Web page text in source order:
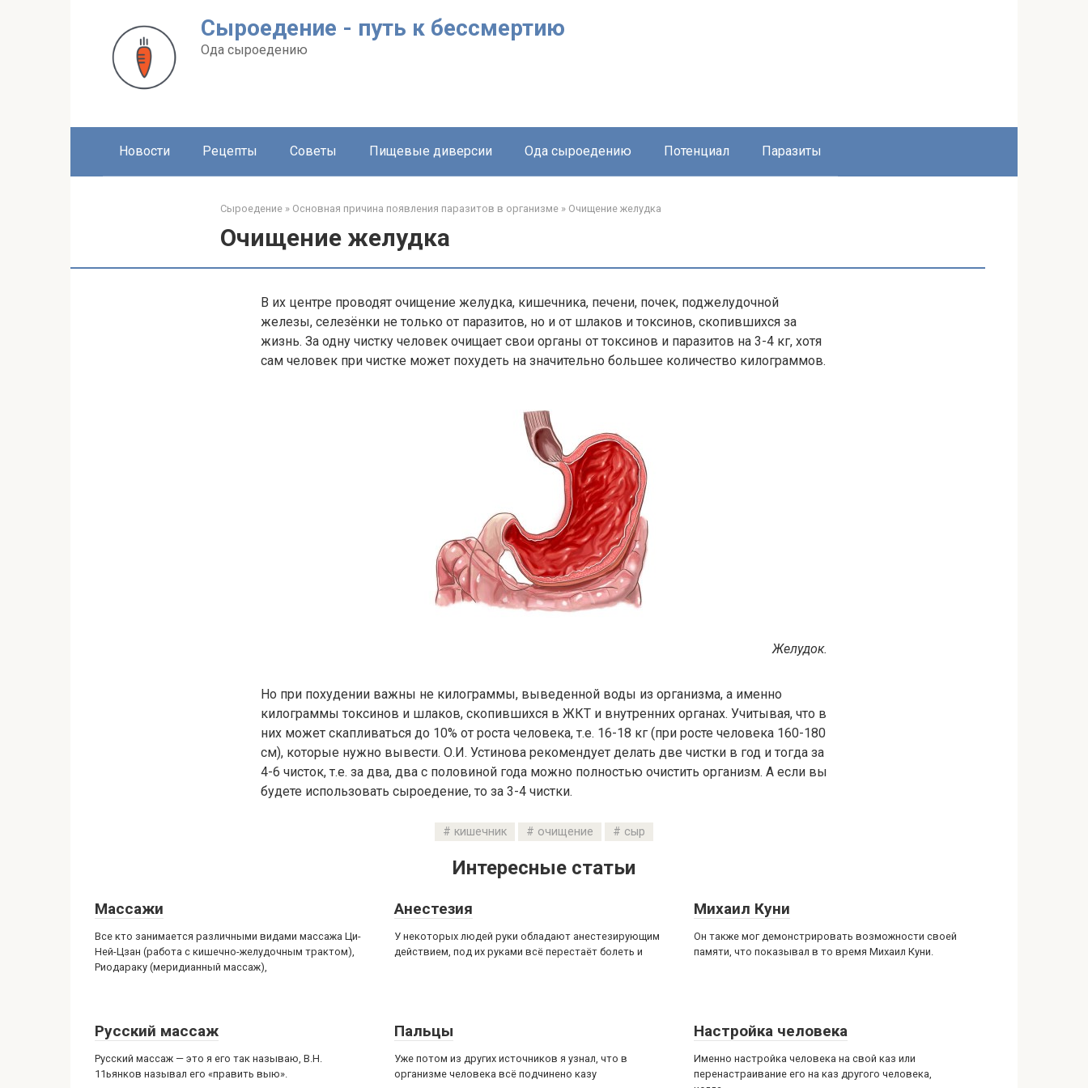
Сыроедение - путь к бессмертию
Ода сыроедению
Новости Рецепты Советы Пищевые диверсии Ода сыроедению Потенциал Паразиты
Сыроедение » Основная причина появления паразитов в организме » Очищение желудка
Очищение желудка
В их центре проводят очищение желудка, кишечника, печени, почек, поджелудочной
железы, селезёнки не только от паразитов, но и от шлаков и токсинов, скопившихся за
жизнь. За одну чистку человек очищает свои органы от токсинов и паразитов на 3-4 кг, хотя
сам человек при чистке может похудеть на значительно большее количество килограммов.
Желудок.
Но при похудении важны не килограммы, выведенной воды из организма, а именно
килограммы токсинов и шлаков, скопившихся в ЖКТ и внутренних органах. Учитывая, что в
них может скапливаться до 10% от роста человека, т.е. 16-18 кг (при росте человека 160-180
см), которые нужно вывести. О.И. Устинова рекомендует делать две чистки в год и тогда за
4-6 чисток, т.е. за два, два с половиной года можно полностью очистить организм. А если вы
будете использовать сыроедение, то за 3-4 чистки.
кишечник очищение сыр
Интересные статьи
Массажи
Все кто занимается различными видами массажа Ци-
Ней-Цзан (работа с кишечно-желудочным трактом),
Риодараку (меридианный массаж),
Анестезия
У некоторых людей руки обладают анестезирующим
действием, под их руками всё перестаёт болеть и
Михаил Куни
Он также мог демонстрировать возможности своей
памяти, что показывал в то время Михаил Куни.
Русский массаж
Русский массаж — это я его так называю, В.Н.
11ьянков называл его «править выю».
Пальцы
Уже потом из других источников я узнал, что в
организме человека всё подчинено казу
Настройка человека
Именно настройка человека на свой каз или
перенастраивание его на каз другого человека,